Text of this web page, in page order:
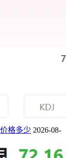
格多少 2026-08-